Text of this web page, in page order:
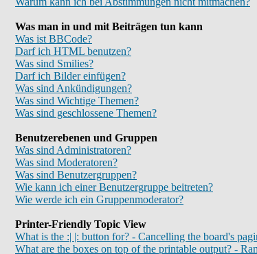
Was man in und mit Beiträgen tun kann
Was ist BBCode?
Darf ich HTML benutzen?
Was sind Smilies?
Darf ich Bilder einfügen?
Was sind Ankündigungen?
Was sind Wichtige Themen?
Was sind geschlossene Themen?
Benutzerebenen und Gruppen
Was sind Administratoren?
Was sind Moderatoren?
Was sind Benutzergruppen?
Wie kann ich einer Benutzergruppe beitreten?
Wie werde ich ein Gruppenmoderator?
Printer-Friendly Topic View
What is the :| |: button for? - Cancelling the board's
What are the boxes on top of the printable output? -